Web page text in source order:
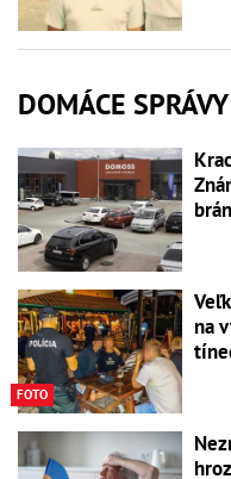
DOMÁCE SPRÁVY
FOTO
na